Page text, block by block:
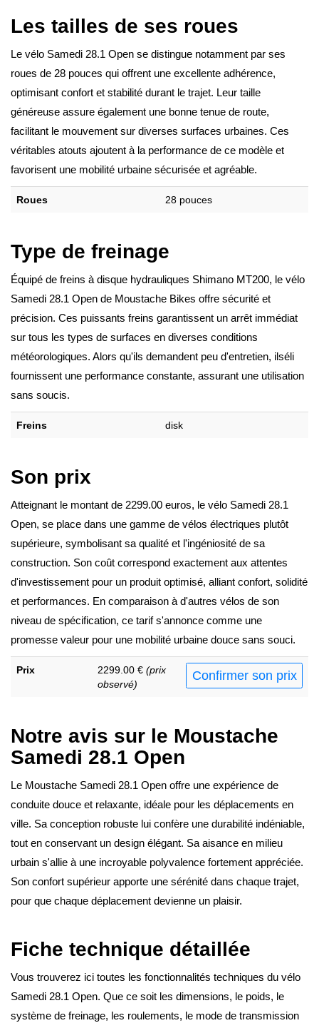
Les tailles de ses roues
Le vélo Samedi 28.1 Open se distingue notamment par ses
roues de 28 pouces qui offrent une excellente adhérence,
optimisant confort et stabilité durant le trajet. Leur taille
généreuse assure également une bonne tenue de route,
facilitant le mouvement sur diverses surfaces urbaines. Ces
véritables atouts ajoutent à la performance de ce modèle et
favorisent une mobilité urbaine sécurisée et agréable.
Roues 28 pouces
Type de freinage
Équipé de freins à disque hydrauliques Shimano MT200, le vélo
Samedi 28.1 Open de Moustache Bikes offre sécurité et
précision. Ces puissants freins garantissent un arrêt immédiat
sur tous les types de surfaces en diverses conditions
météorologiques. Alors qu'ils demandent peu d'entretien, ilséli
fournissent une performance constante, assurant une utilisation
sans soucis.
Freins disk
Son prix
Atteignant le montant de 2299.00 euros, le vélo Samedi 28.1
Open, se place dans une gamme de vélos électriques plutôt
supérieure, symbolisant sa qualité et l'ingéniosité de sa
construction. Son coût correspond exactement aux attentes
d'investissement pour un produit optimisé, alliant confort, solidité
et performances. En comparaison à d'autres vélos de son
niveau de spécification, ce tarif s'annonce comme une
promesse valeur pour une mobilité urbaine douce sans souci.
Prix 2299.00 € (prix
observé)
Confirmer son prix
Notre avis sur le Moustache
Samedi 28.1 Open
Le Moustache Samedi 28.1 Open offre une expérience de
conduite douce et relaxante, idéale pour les déplacements en
ville. Sa conception robuste lui confère une durabilité indéniable,
tout en conservant un design élégant. Sa aisance en milieu
urbain s'allie à une incroyable polyvalence fortement appréciée.
Son confort supérieur apporte une sérénité dans chaque trajet,
pour que chaque déplacement devienne un plaisir.
Fiche technique détaillée
Vous trouverez ici toutes les fonctionnalités techniques du vélo
Samedi 28.1 Open. Que ce soit les dimensions, le poids, le
système de freinage, les roulements, le mode de transmission